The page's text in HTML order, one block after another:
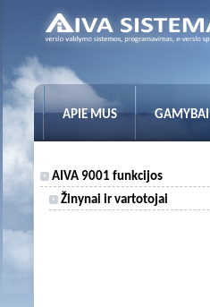
APIE MUS GAMYBAI
AIVA 9001 funkcijos
Žinynai ir vartotojai